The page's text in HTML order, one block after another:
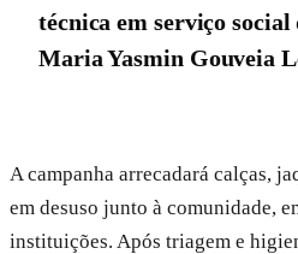
técnica em serviço social
Maria Yasmin Gouveia
A campanha arrecadará calças,
em desuso junto à comunidade,
instituições. Após triagem e